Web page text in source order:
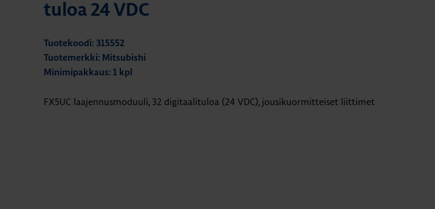
tuloa 24 VDC
Tuotekoodi: 315552
Tuotemerkki: Mitsubishi
Minimipakkaus: 1 kpl
FX5UC laajennusmoduuli, 32 digitaalituloa (24 VDC), jousikuormitteiset liittimet